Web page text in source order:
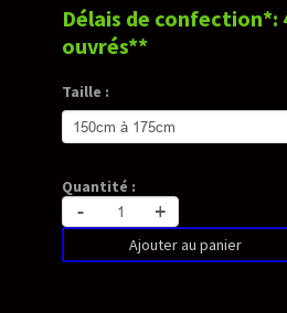
Délais de confection*:
ouvrés**
Taille :
Quantité :
- +
Ajouter au panier